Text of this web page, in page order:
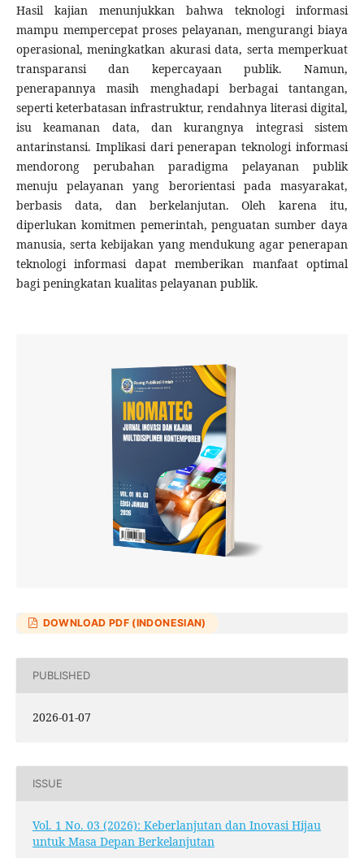
Hasil kajian menunjukkan bahwa teknologi informasi
mampu mempercepat proses pelayanan, mengurangi biaya
operasional, meningkatkan akurasi data, serta memperkuat
transparansi dan kepercayaan publik. Namun,
penerapannya masih menghadapi berbagai tantangan,
seperti keterbatasan infrastruktur, rendahnya literasi digital,
isu keamanan data, dan kurangnya integrasi sistem
antarinstansi. Implikasi dari penerapan teknologi informasi
mendorong perubahan paradigma pelayanan publik
menuju pelayanan yang berorientasi pada masyarakat,
berbasis data, dan berkelanjutan. Oleh karena itu,
diperlukan komitmen pemerintah, penguatan sumber daya
manusia, serta kebijakan yang mendukung agar penerapan
teknologi informasi dapat memberikan manfaat optimal
bagi peningkatan kualitas pelayanan publik.
DOWNLOAD PDF (INDONESIAN)
PUBLISHED
2026-01-07
ISSUE
Vol. 1 No. 03 (2026): Keberlanjutan dan Inovasi Hijau
untuk Masa Depan Berkelanjutan